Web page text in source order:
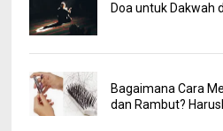
Doa untuk Dakwah
Bagaimana Cara
dan Rambut?